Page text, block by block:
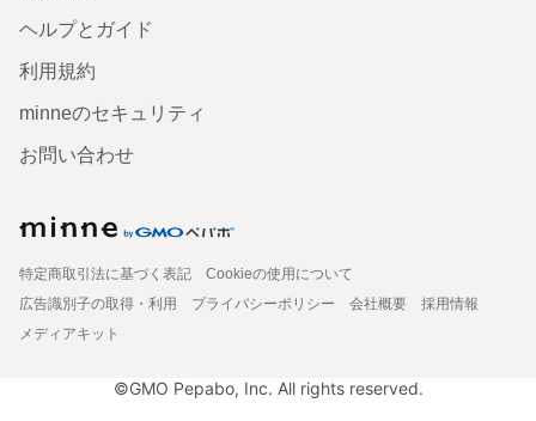
ヘルプとガイド
利用規約
minneのセキュリティ
お問い合わせ
特定商取引法に基づく表記
Cookieの使用について
広告識別子の取得・利用
プライバシーポリシー 会社概要
採用情報
メディアキット
©GMO Pepabo, Inc. All rights reserved.